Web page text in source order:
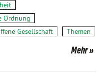
Ordnung
Gesellschaft Themen
Mehr